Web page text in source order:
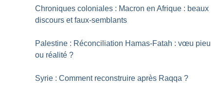
Chroniques coloniales : Macron en Afrique : beaux
discours et faux-semblants
Palestine : Réconciliation Hamas-Fatah : vœu pieu
ou réalité ?
Syrie : Comment reconstruire après Raqqa ?